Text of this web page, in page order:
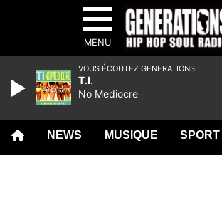
MENU
NEWS MUSIQUE SPORT
VOUS ÉCOUTEZ GENERATIONS
T.I.
No Mediocre